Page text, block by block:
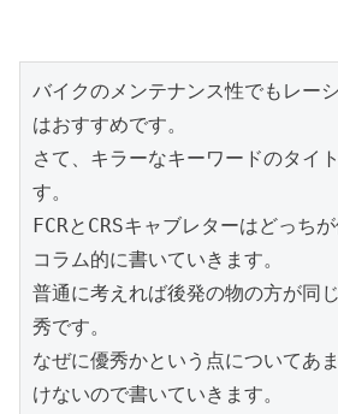
バイクのメンテナンス性でもレー
はおすすめです。
さて、キラーなキーワードのタイ
す。
FCRとCRSキャブレターはどっち
コラム的に書いていきます。
普通に考えれば後発の物の方が同
秀です。
なぜに優秀かという点についてあ
けないので書いていきます。